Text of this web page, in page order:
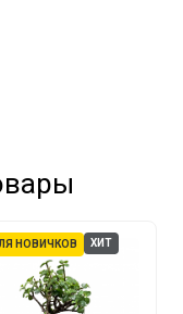
НОВИЧКОВ ХИТ